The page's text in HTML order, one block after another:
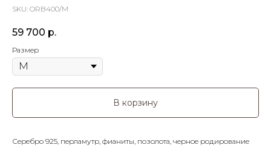
SKU: ORB400/M
59 700 р.
Размер
В корзину
Серебро 925, перламутр, фианиты, позолота, черное родирование